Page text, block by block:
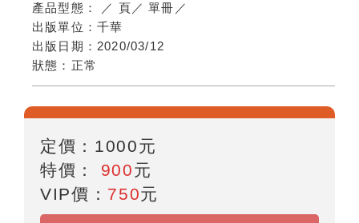
產品型態：
／ 頁 ／單冊 ／
出版單位： 千華
出版日期： 2020/03/12
狀態： 正常
定價： 1000元
特價： 900元
VIP價： 750元